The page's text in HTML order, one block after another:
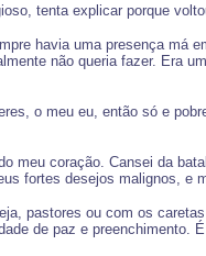
tenta explicar porque
havia uma presença
não queria fazer. Era
o meu eu, então só e
meu coração. Cansei da
fortes desejos malignos, e
pastores ou com os
de paz e